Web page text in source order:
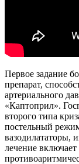
Первое задание
препарат,
артериального
«Каптоприл».
второго типа
постельный
вазодилататоры,
лечение